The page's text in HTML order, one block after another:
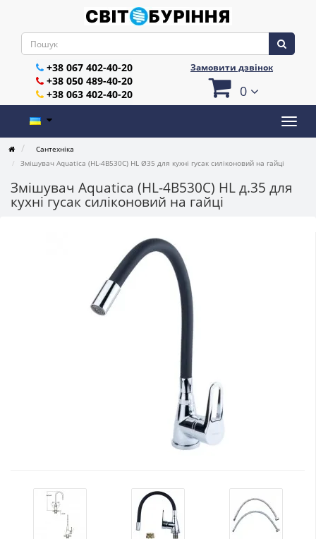
+38 067 402-40-20
+38 050 489-40-20
+38 063 402-40-20
Замовити дзвінок
0
Сантехніка
Змішувач Aquatica (HL-4B530C) HL Ø35 для кухні гусак силіконовий на гайці
Змішувач Aquatica (HL-4B530C) HL д.35 для
кухні гусак силіконовий на гайці